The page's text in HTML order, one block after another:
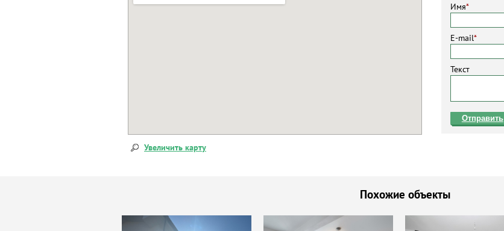
Имя*
E-mail*
Текст
Отправить
Увеличить карту
Похожие объекты